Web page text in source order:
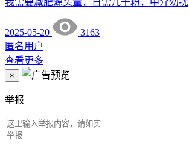
我需要减肥源头量，日需几千粉，中介勿扰
2025-05-20
3163
匿名用户
查看更多
×
举报